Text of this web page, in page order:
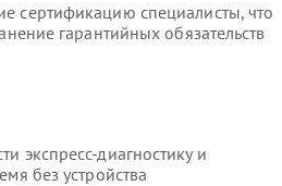
сертификацию специалисты, что
гарантийных обязательств
экспресс-диагностику и
без устройства